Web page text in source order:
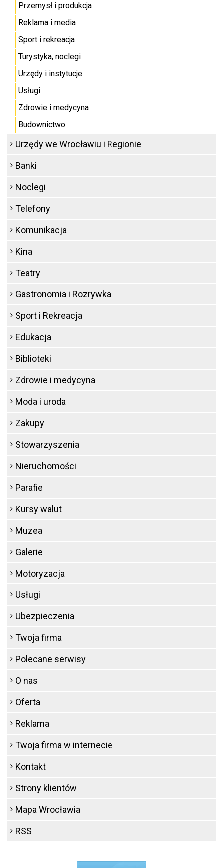
Przemysł i produkcja
Reklama i media
Sport i rekreacja
Turystyka, noclegi
Urzędy i instytucje
Usługi
Zdrowie i medycyna
Budownictwo
Urzędy we Wrocławiu i Regionie
Banki
Noclegi
Telefony
Komunikacja
Kina
Teatry
Gastronomia i Rozrywka
Sport i Rekreacja
Edukacja
Biblioteki
Zdrowie i medycyna
Moda i uroda
Zakupy
Stowarzyszenia
Nieruchomości
Parafie
Kursy walut
Muzea
Galerie
Motoryzacja
Usługi
Ubezpieczenia
Twoja firma
Polecane serwisy
O nas
Oferta
Reklama
Twoja firma w internecie
Kontakt
Strony klientów
Mapa Wrocławia
RSS